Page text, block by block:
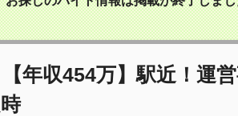
年収454万】駅近！運